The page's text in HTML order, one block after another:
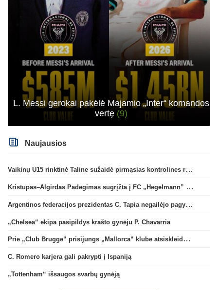
L. Messi gerokai pakėlė Majamio „Inter“ komandos
vertę (9)
Naujausios
Vaikinų U15 rinktinė Taline sužaidė pirmąsias kontrolines rungtynes
Kristupas–Algirdas Padegimas sugrįžta į FC „Hegelmann” B sudėtį
Argentinos federacijos prezidentas C. Tapia negailėjo pagyrų G. Infantino
„Chelsea“ ekipa pasipildys krašto gynėju P. Chavarria
Prie „Club Brugge“ prisijungs „Mallorca“ klube atsiskleidęs J. Virgili
C. Romero karjera gali pakrypti į Ispaniją
„Tottenham“ išsaugos svarbų gynėją